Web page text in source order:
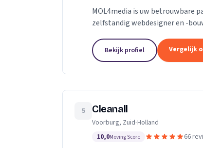
MOL4media is uw betrouwbare
zelfstandig webdesigner en -
Bekijk profiel Vergelijk
5 Cleanall
Voorburg, Zuid-Holland
10,0Moving Score 66